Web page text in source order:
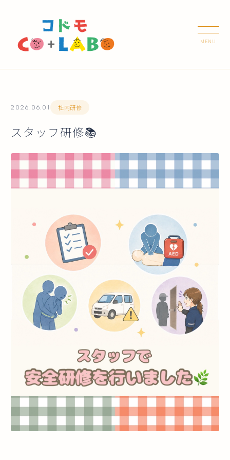
2026.06.01 社内研修
スタッフ研修📚